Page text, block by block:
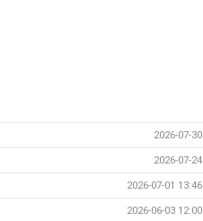
2026-07-30
2026-07-24
2026-07-01 13:46
2026-06-03 12:00